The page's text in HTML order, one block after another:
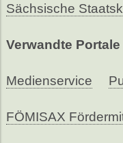
Sächsische
Verwandte Portale
Medienservice
FÖMISAX